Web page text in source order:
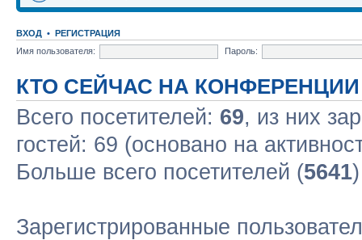
ВХОД • РЕГИСТРАЦИЯ
Имя пользователя:
Пароль:
КТО СЕЙЧАС НА КОНФЕРЕНЦИИ
Всего посетителей: 69, из них
гостей: 69 (основано на
Больше всего посетителей (5641
Зарегистрированные